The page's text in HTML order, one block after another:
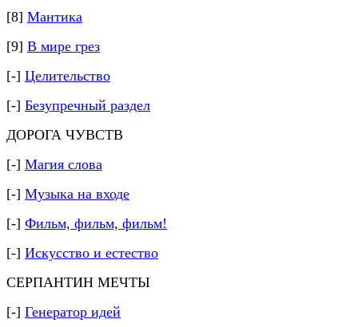
[8] Мантика
[9] В мире грез
[-] Целительство
[-] Безупречный раздел
ДОРОГА ЧУВСТВ
[-] Магия слова
[-] Музыка на входе
[-] Фильм, фильм, фильм!
[-] Искусство и естество
СЕРПАНТИН МЕЧТЫ
[-] Генератор идей